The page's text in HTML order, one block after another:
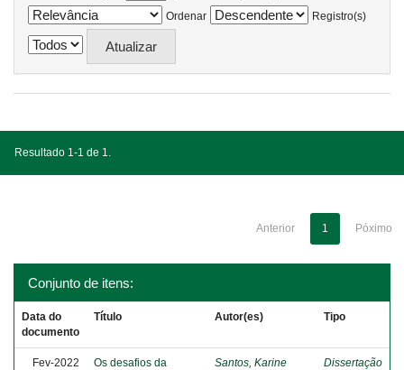
Ordenar
Registro(s)
Resultado 1-1 de 1.
Anterior 1 Póximo
Conjunto de itens:
Data do
documento
Título Autor(es) Tipo
Fev-2022
Os desafios da
Santos, Karine
Dissertação